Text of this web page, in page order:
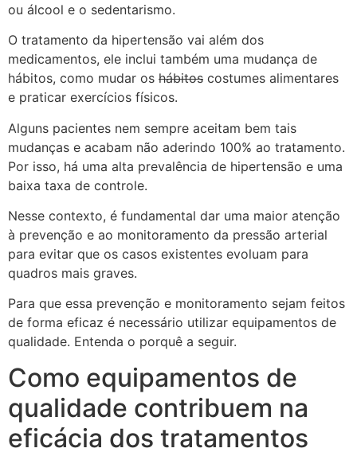
ou álcool e o sedentarismo.
O tratamento da hipertensão vai além dos
medicamentos, ele inclui também uma mudança de
hábitos, como mudar os hábitos costumes alimentares
e praticar exercícios físicos.
Alguns pacientes nem sempre aceitam bem tais
mudanças e acabam não aderindo 100% ao tratamento.
Por isso, há uma alta prevalência de hipertensão e uma
baixa taxa de controle.
Nesse contexto, é fundamental dar uma maior atenção
à prevenção e ao monitoramento da pressão arterial
para evitar que os casos existentes evoluam para
quadros mais graves.
Para que essa prevenção e monitoramento sejam feitos
de forma eficaz é necessário utilizar equipamentos de
qualidade. Entenda o porquê a seguir.
Como equipamentos de
qualidade contribuem na
eficácia dos tratamentos